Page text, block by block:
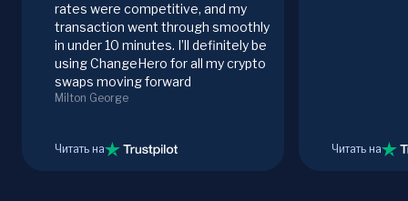
rates were competitive, and my
transaction went through smoothly
in under 10 minutes. I’ll definitely be
using ChangeHero for all my crypto
swaps moving forward
Milton George
Читать на Читать на